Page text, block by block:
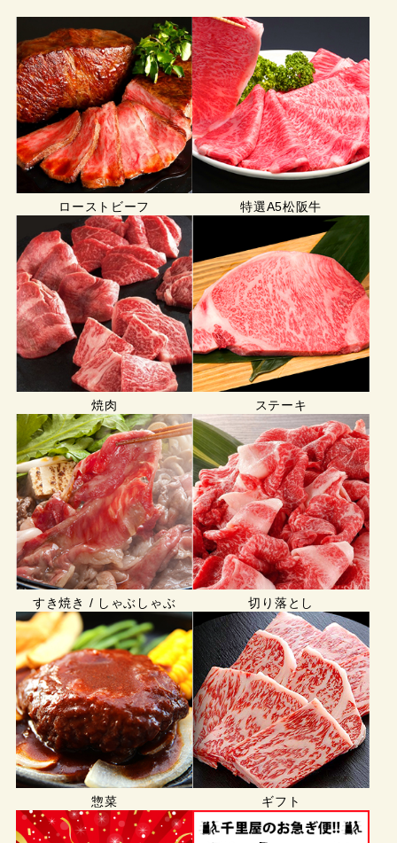
ローストビーフ 特選A5松阪牛
焼肉 ステーキ
すき焼き / しゃぶしゃぶ 切り落とし
惣菜 ギフト